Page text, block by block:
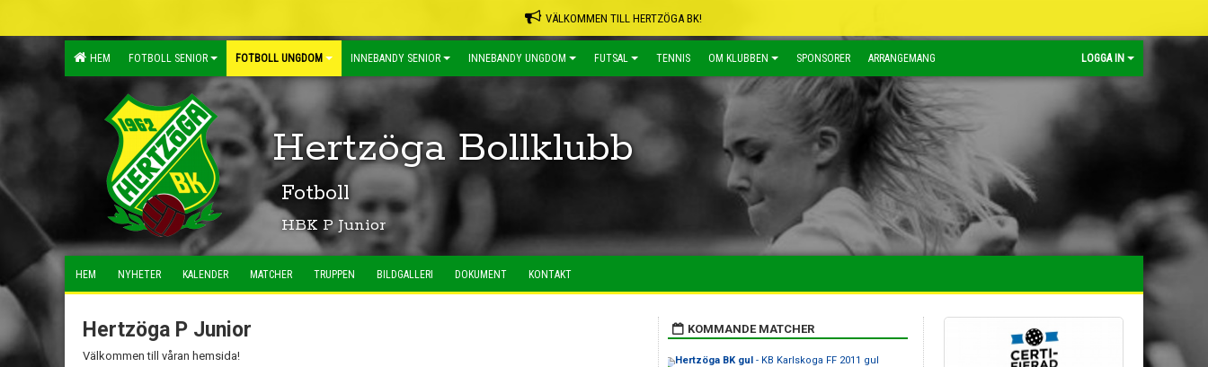
VÄLKOMMEN TILL HERTZÖGA BK!
HEM FOTBOLL SENIOR FOTBOLL UNGDOM INNEBANDY SENIOR INNEBANDY UNGDOM FUTSAL TENNIS OM KLUBBEN SPONSORER ARRANGEMANG LOGGA IN
Hertzöga Bollklubb
Fotboll
HBK P Junior
HEM NYHETER KALENDER MATCHER TRUPPEN BILDGALLERI DOKUMENT KONTAKT
Hertzöga P Junior
Välkommen till våran hemsida!
KOMMANDE MATCHER
Hertzöga BK gul- KB Karlskoga FF 2011 gul